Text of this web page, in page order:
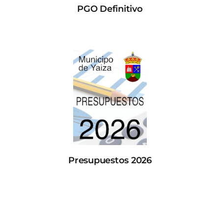
PGO Definitivo
Presupuestos 2026